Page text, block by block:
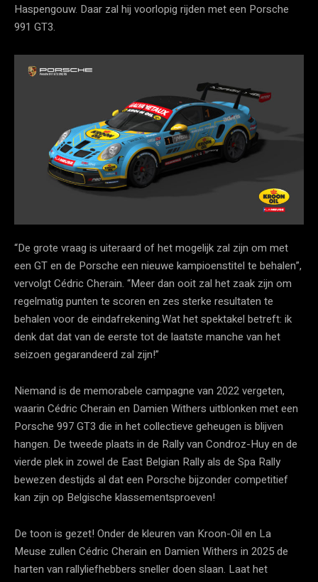
Haspengouw. Daar zal hij voorlopig rijden met een Porsche
991 GT3.
“De grote vraag is uiteraard of het mogelijk zal zijn om met
een GT en de Porsche een nieuwe kampioenstitel te behalen”,
vervolgt Cédric Cherain. “Meer dan ooit zal het zaak zijn om
regelmatig punten te scoren en zes sterke resultaten te
behalen voor de eindafrekening.Wat het spektakel betreft: ik
denk dat dat van de eerste tot de laatste manche van het
seizoen gegarandeerd zal zijn!”
Niemand is de memorabele campagne van 2022 vergeten,
waarin Cédric Cherain en Damien Withers uitblonken met een
Porsche 997 GT3 die in het collectieve geheugen is blijven
hangen. De tweede plaats in de Rally van Condroz-Huy en de
vierde plek in zowel de East Belgian Rally als de Spa Rally
bewezen destijds al dat een Porsche bijzonder competitief
kan zijn op Belgische klassementsproeven!
De toon is gezet! Onder de kleuren van Kroon-Oil en La
Meuse zullen Cédric Cherain en Damien Withers in 2025 de
harten van rallyliefhebbers sneller doen slaan. Laat het